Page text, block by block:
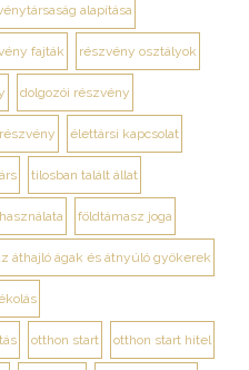
alapítása
fajták részvény osztályok
dolgozói részvény
élettársi kapcsolat
tilosban talált állat
földtámasz joga
áthajló ágak és átnyúló gyökerek
otthon start otthon start hitel